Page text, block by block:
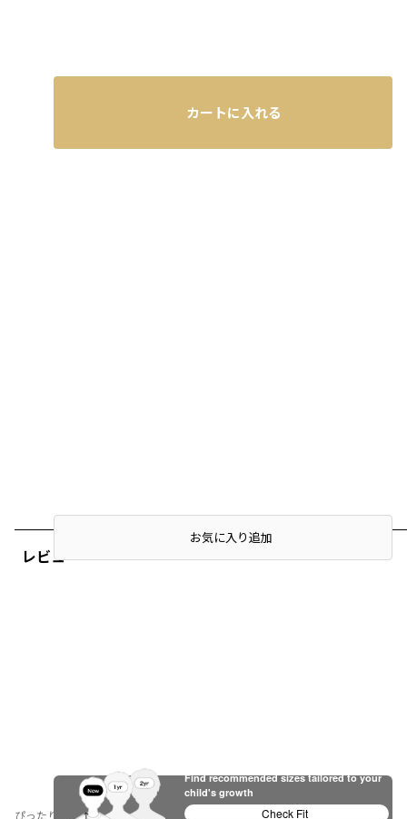
レビュー
ぴったり
カートに入れる
お気に入り追加
Find recommended sizes tailored to your
child's growth
Check Fit